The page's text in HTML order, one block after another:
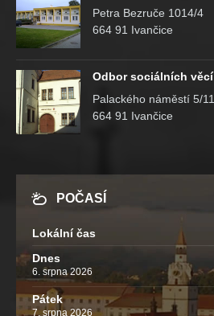
Petra Bezruče 1014/4
664 91 Ivančice
Odbor sociálních věcí
Palackého náměstí 5/11
664 91 Ivančice
POČASÍ
Lokální čas
Dnes
6. srpna 2026
Pátek
7. srpna 2026